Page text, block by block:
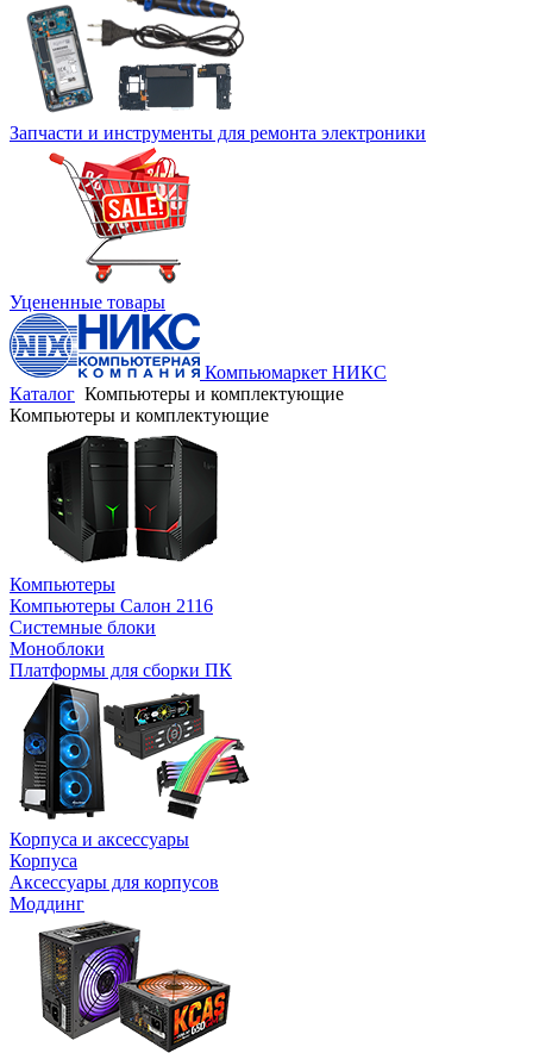
Запчасти и инструменты для ремонта электроники
Уцененные товары
Компьюмаркет НИКС
Каталог Компьютеры и комплектующие
Компьютеры и комплектующие
Компьютеры
Компьютеры Салон 2116
Системные блоки
Моноблоки
Платформы для сборки ПК
Корпуса и аксессуары
Корпуса
Аксессуары для корпусов
Моддинг